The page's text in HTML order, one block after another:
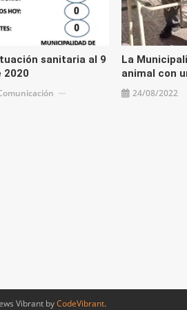
sanitaria al 9
2020
La
animal con
24/08/2022
Vibrant byCodeVibrant.